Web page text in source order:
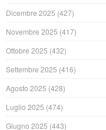
Dicembre 2025 (427)
Novembre 2025 (417)
Ottobre 2025 (432)
Settembre 2025 (416)
Agosto 2025 (428)
Luglio 2025 (474)
Giugno 2025 (443)